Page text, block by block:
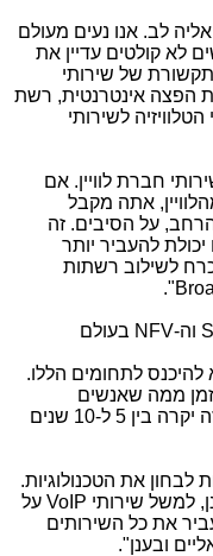
לב. אנו נעים מעולם
לא קולטים עדיין את
של שירותי
הפצה אינטרנטית, רשת
לשירותי
חברת לוויין. אם
אתה מקבל
על הסיבים. זה
להעביר יותר
לשילוב רשתות
".
וה-NFV בעולם
לתחומים הללו.
ממה שאנשים
ומומחים חושבים. אני מאמין, שהשינוי הזה יקרה בין 5 ל-10 שנים
לבחון את הטכנולוגיות.
למשל שירותי VoIP על
את כל השירותים
ובענן".